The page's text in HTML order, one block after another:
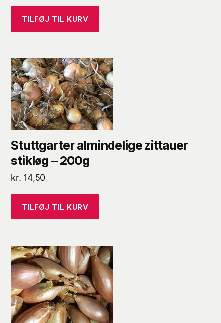
TILFØJ TIL KURV
Stuttgarter almindelige zittauer
stikløg – 200g
kr. 14,50
TILFØJ TIL KURV